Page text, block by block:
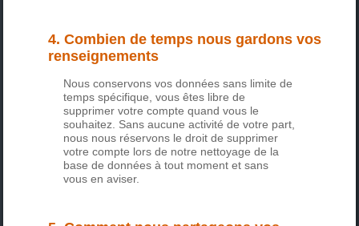
4. Combien de temps nous gardons vos
renseignements
Nous conservons vos données sans limite de
temps spécifique, vous êtes libre de
supprimer votre compte quand vous le
souhaitez. Sans aucune activité de votre part,
nous nous réservons le droit de supprimer
votre compte lors de notre nettoyage de la
base de données à tout moment et sans
vous en aviser.